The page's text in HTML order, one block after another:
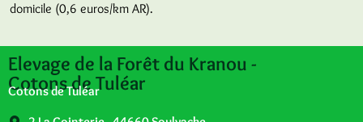
domicile (0,6 euros/km AR).
Elevage de la Forêt du Kranou -
Cotons de Tuléar
Cotons de Tuléar